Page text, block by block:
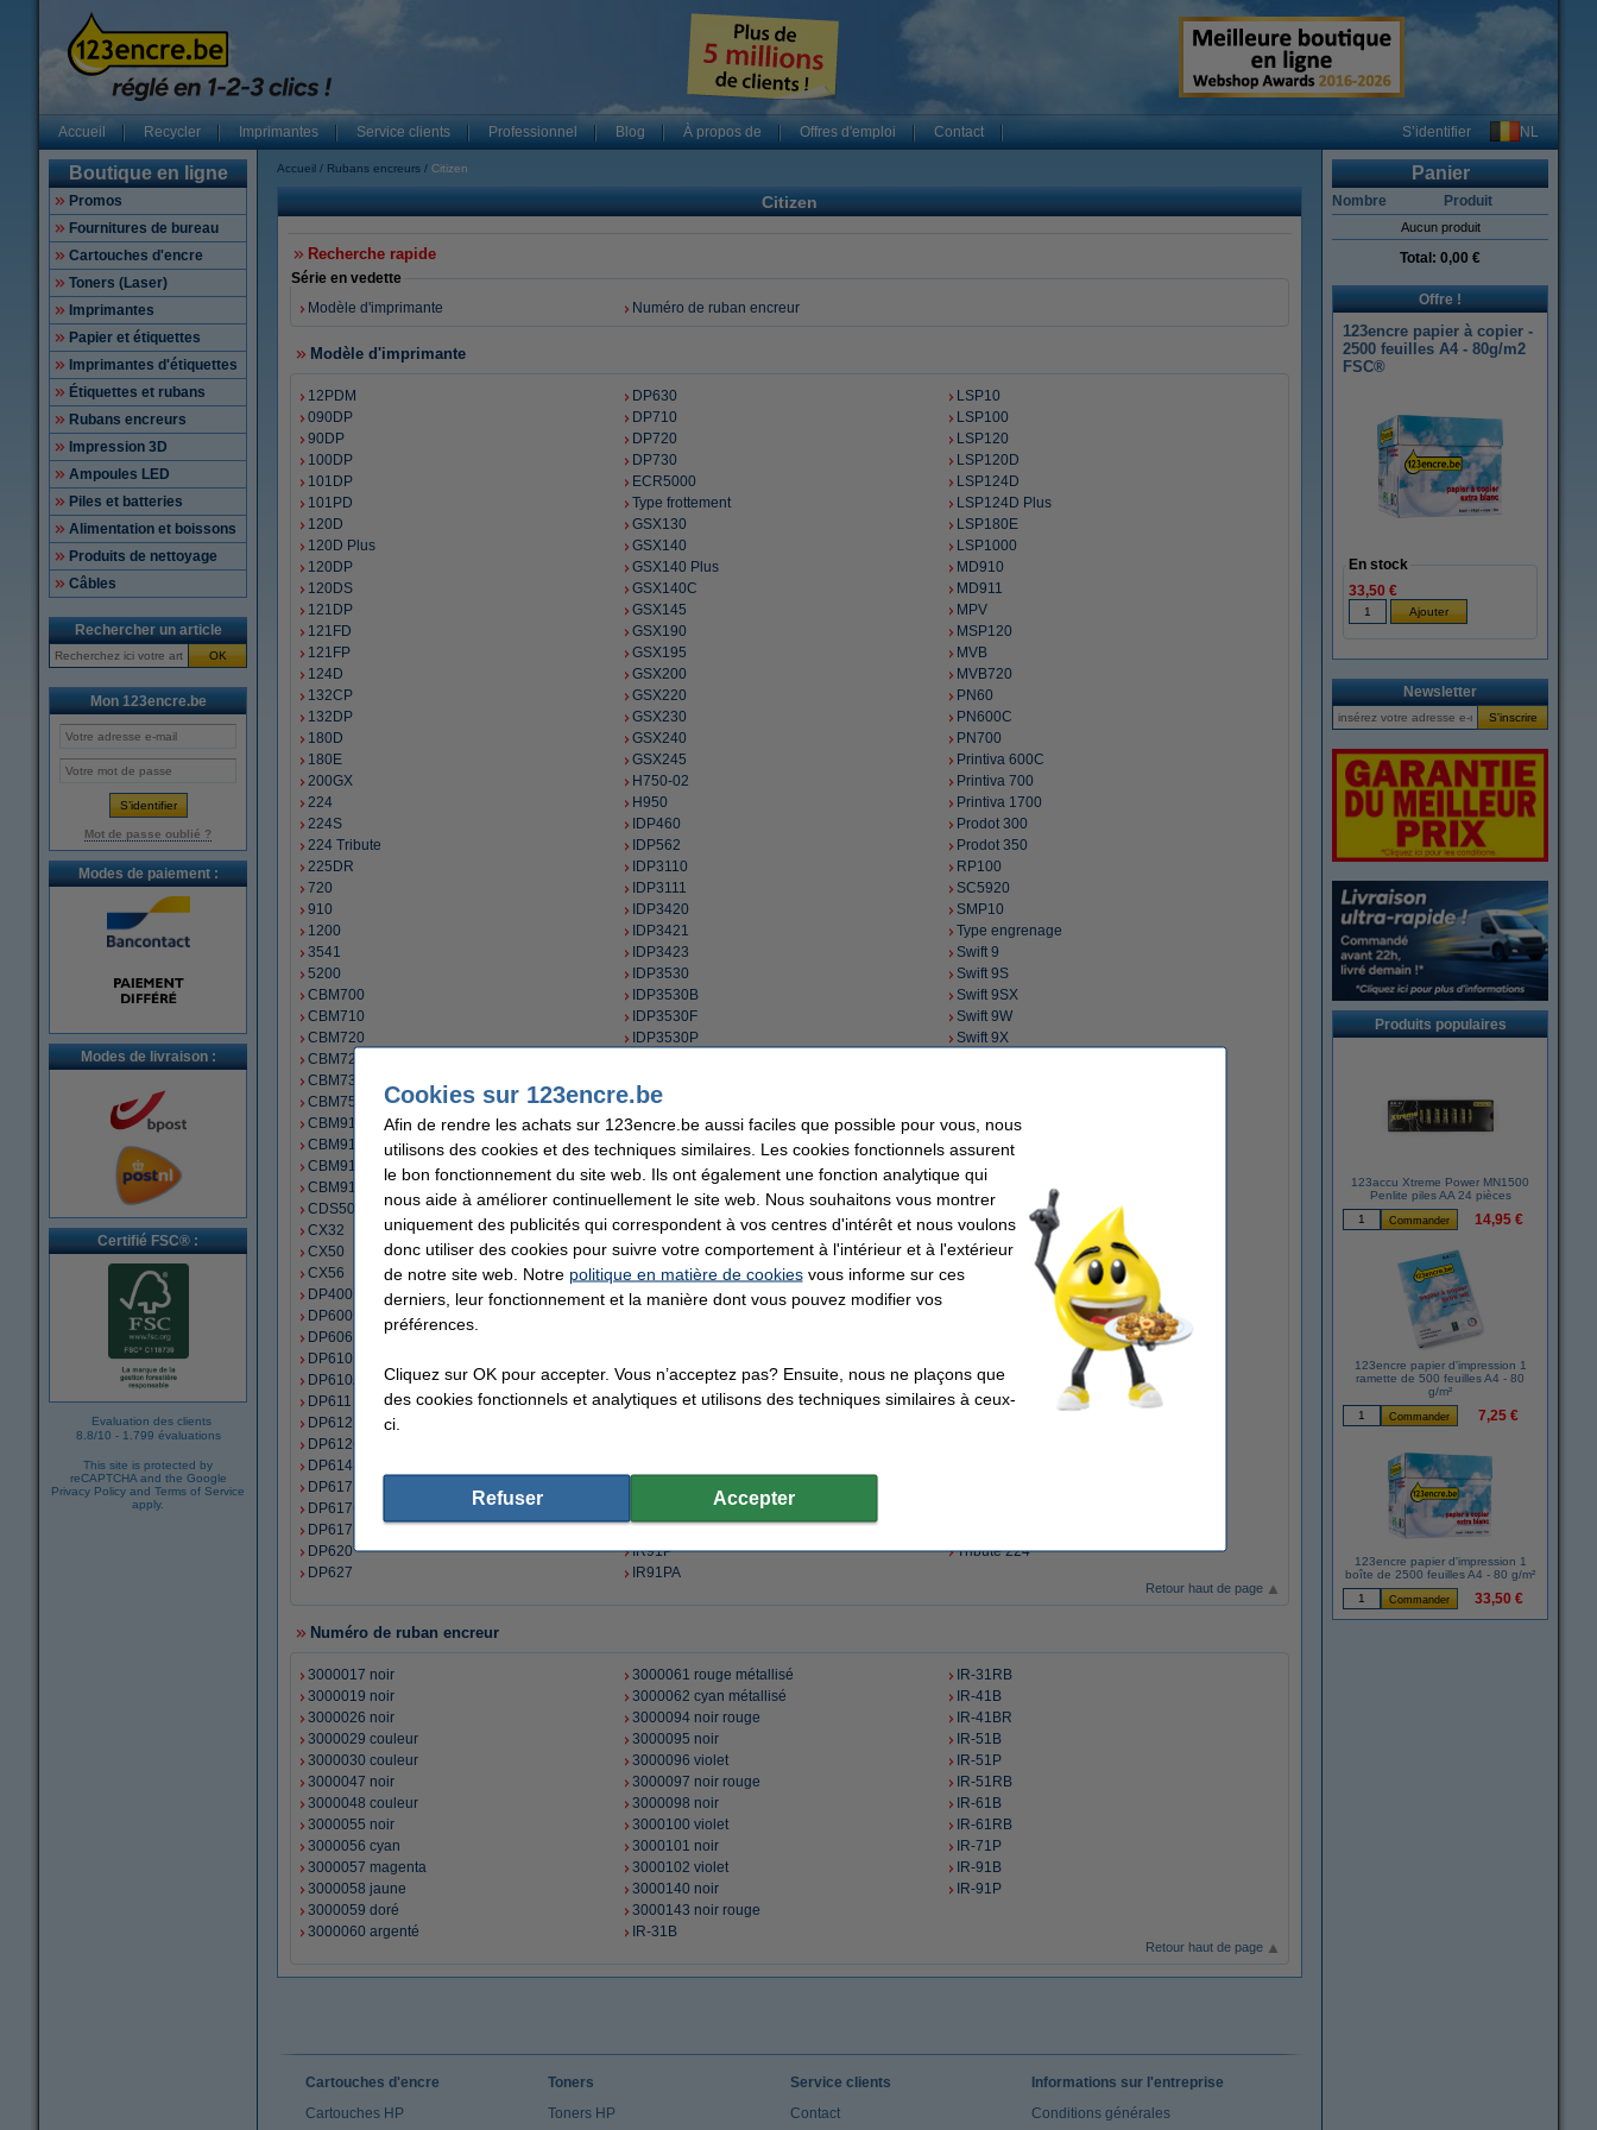
Accueil Recycler Imprimantes Service clients Professionnel Blog À propos de Offres d'emploi Contact S’identifier NL
Boutique en ligne
Promos
Fournitures de bureau
Cartouches d'encre
Toners (Laser)
Imprimantes
Papier et étiquettes
Imprimantes d'étiquettes
Étiquettes et rubans
Rubans encreurs
Impression 3D
Ampoules LED
Piles et batteries
Alimentation et boissons
Produits de nettoyage
Câbles
Rechercher un article
OK
Mon 123encre.be
Mot de passe oublié ?
Modes de paiement :
Modes de livraison :
Certifié FSC® :
Evaluation des clients
8.8/10 - 1.799 évaluations
This site is protected by
reCAPTCHA and the Google
Privacy Policy and Terms of Service
apply.
Accueil Rubans encreurs Citizen
Citizen
Recherche rapide
Série en vedette
Modèle d'imprimante
Numéro de ruban encreur
Modèle d'imprimante
12PDM
090DP
90DP
100DP
101DP
101PD
120D
120D Plus
120DP
120DS
121DP
121FD
121FP
124D
132CP
132DP
180D
180E
200GX
224
224S
224 Tribute
225DR
720
910
1200
3541
5200
CBM700
CBM710
CBM720
CBM725
CBM730
CBM750
CBM910
CBM910 II
CBM911
CBM911 II
CDS501
CX32
CX50
CX56
DP400
DP600
DP606
DP610
DP610AC
DP611
DP612
DP612G
DP614
DP617
DP617G
DP617P
DP620
DP627
DP630
DP710
DP720
DP730
ECR5000
Type frottement
GSX130
GSX140
GSX140 Plus
GSX140C
GSX145
GSX190
GSX195
GSX200
GSX220
GSX230
GSX240
GSX245
H750-02
H950
IDP460
IDP562
IDP3110
IDP3111
IDP3420
IDP3421
IDP3423
IDP3530
IDP3530B
IDP3530F
IDP3530P
IDP3540
IDP3540F
IDP3540P
IDP3541
IDP3545
IDP3545F
IDP3545P
IDP3546F
IDP3550
IR51
IR51B
IR90B
IR91P
IR91PA
LSP10
LSP100
LSP120
LSP120D
LSP124D
LSP124D Plus
LSP180E
LSP1000
MD910
MD911
MPV
MSP120
MVB
MVB720
PN60
PN600C
PN700
Printiva 600C
Printiva 700
Printiva 1700
Prodot 300
Prodot 350
RP100
SC5920
SMP10
Type engrenage
Swift 9
Swift 9S
Swift 9SX
Swift 9W
Swift 9X
Swift 24X
Swift 24X Color
Swift 90
Swift 90E
Swift 90W
Swift 90X
Swift 120D
Swift 120E
Swift 224
Swift 240
Tribute 224
Retour haut de page
Numéro de ruban encreur
3000017 noir
3000019 noir
3000026 noir
3000029 couleur
3000030 couleur
3000047 noir
3000048 couleur
3000055 noir
3000056 cyan
3000057 magenta
3000058 jaune
3000059 doré
3000060 argenté
3000061 rouge métallisé
3000062 cyan métallisé
3000094 noir rouge
3000095 noir
3000096 violet
3000097 noir rouge
3000098 noir
3000100 violet
3000101 noir
3000102 violet
3000140 noir
3000143 noir rouge
IR-31B
IR-31RB
IR-41B
IR-41BR
IR-51B
IR-51P
IR-51RB
IR-61B
IR-61RB
IR-71P
IR-91B
IR-91P
Retour haut de page
Panier
Nombre Produit
Aucun produit
Total: 0,00 €
Offre !
123encre papier à copier -
2500 feuilles A4 - 80g/m2
FSC®
En stock
33,50 €
Newsletter
Produits populaires
123accu Xtreme Power MN1500
Penlite piles AA 24 pièces
14,95 €
123encre papier d'impression 1
ramette de 500 feuilles A4 - 80
g/m²
7,25 €
123encre papier d'impression 1
boîte de 2500 feuilles A4 - 80 g/m²
33,50 €
Cartouches d'encre
Cartouches HP
Toners
Toners HP
Service clients
Contact
Informations sur l'entreprise
Conditions générales
Cookies sur 123encre.be
Afin de rendre les achats sur 123encre.be aussi faciles que possible pour vous, nous
utilisons des cookies et des techniques similaires. Les cookies fonctionnels assurent
le bon fonctionnement du site web. Ils ont également une fonction analytique qui
nous aide à améliorer continuellement le site web. Nous souhaitons vous montrer
uniquement des publicités qui correspondent à vos centres d'intérêt et nous voulons
donc utiliser des cookies pour suivre votre comportement à l'intérieur et à l'extérieur
de notre site web. Notre politique en matière de cookiesvous informe sur ces
derniers, leur fonctionnement et la manière dont vous pouvez modifier vos
préférences.
Cliquez sur OK pour accepter. Vous n’acceptez pas? Ensuite, nous ne plaçons que
des cookies fonctionnels et analytiques et utilisons des techniques similaires à ceux-
ci.
Refuser Accepter